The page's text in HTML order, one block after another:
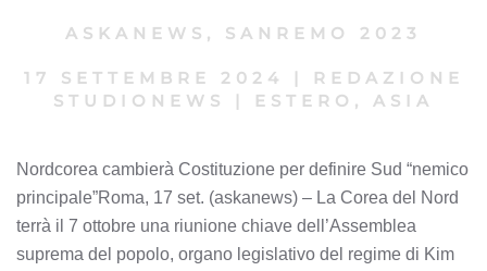
ASKANEWS , SANREMO 2023
17 SETTEMBRE 2024 |
REDAZIONE
STUDIONEWS
| ESTERO, ASIA
Nordcorea cambierà Costituzione per definire Sud “nemico
principale”Roma, 17 set. (askanews) – La Corea del Nord
terrà il 7 ottobre una riunione chiave dell’Assemblea
suprema del popolo, organo legislativo del regime di Kim